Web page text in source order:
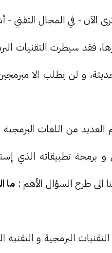
ترى الآن - في المجال
فقد سيطرت التقنيات
و لن يطلب الا
من رحم العديد من اللغات
برمجة تطبيقاته الذي
ما
البرمجية و التقنية